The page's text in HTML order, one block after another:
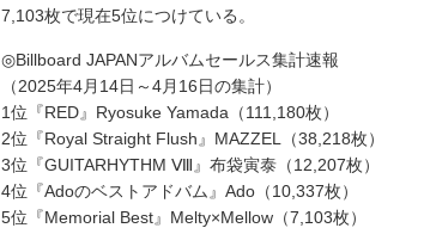
7,103枚で現在5位につけている。
◎Billboard JAPANアルバムセールス集計速報
（2025年4月14日～4月16日の集計）
1位『RED』Ryosuke Yamada（111,180枚）
2位『Royal Straight Flush』MAZZEL（38,218枚）
3位『GUITARHYTHM Ⅷ』布袋寅泰（12,207枚）
4位『Adoのベストアドバム』Ado（10,337枚）
5位『Memorial Best』Melty×Mellow（7,103枚）